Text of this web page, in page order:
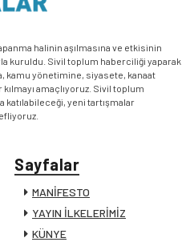
halinin aşılmasına ve etkisinin
kuruldu. Sivil toplum haberciliği yaparak
yönetimine, siyasete, kanaat
amaçlıyoruz. Sivil toplum
katılabileceği, yeni tartışmalar
Sayfalar
MANİFESTO
YAYIN İLKELERİMİZ
KÜNYE